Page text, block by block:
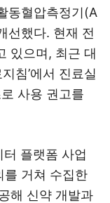
동혈압측정기(A
선했다. 현재 전
있으며, 최근 대
침’에서 진료실
사용 권고를
플랫폼 사업
를 거쳐 수집한
해 신약 개발과